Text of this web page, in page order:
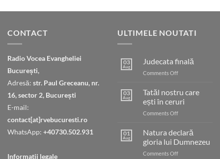
CONTACT
Radio Vocea Evangheliei
București,
Adresă: str. Paul Greceanu, nr.
16, sector 2, București
E-mail:
contact[at]rvebucuresti.ro
WhatsApp: +40730.502.931
Informatii legale
ULTIMELE NOUTATI
03
Aug
Judecata finală
Comments Offon
03
Aug
Tatăl nostru care
ești în ceruri
Comments Offon
nostru
care
ești
în
01
Aug
Natura declară
gloria lui Dumnezeu
Comments Offon